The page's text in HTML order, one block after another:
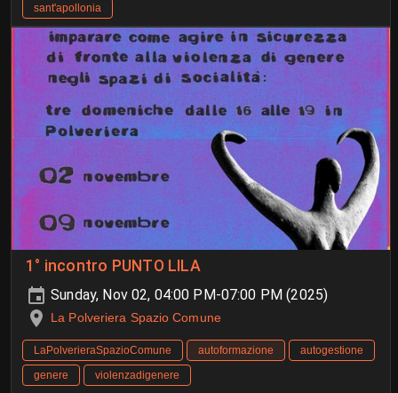
sant'apollonia
1° incontro PUNTO LILA
Sunday, Nov 02, 04:00 PM-07:00 PM (2025)
La Polveriera Spazio Comune
LaPolverieraSpazioComune autoformazione
autogestione
genere
violenzadigenere